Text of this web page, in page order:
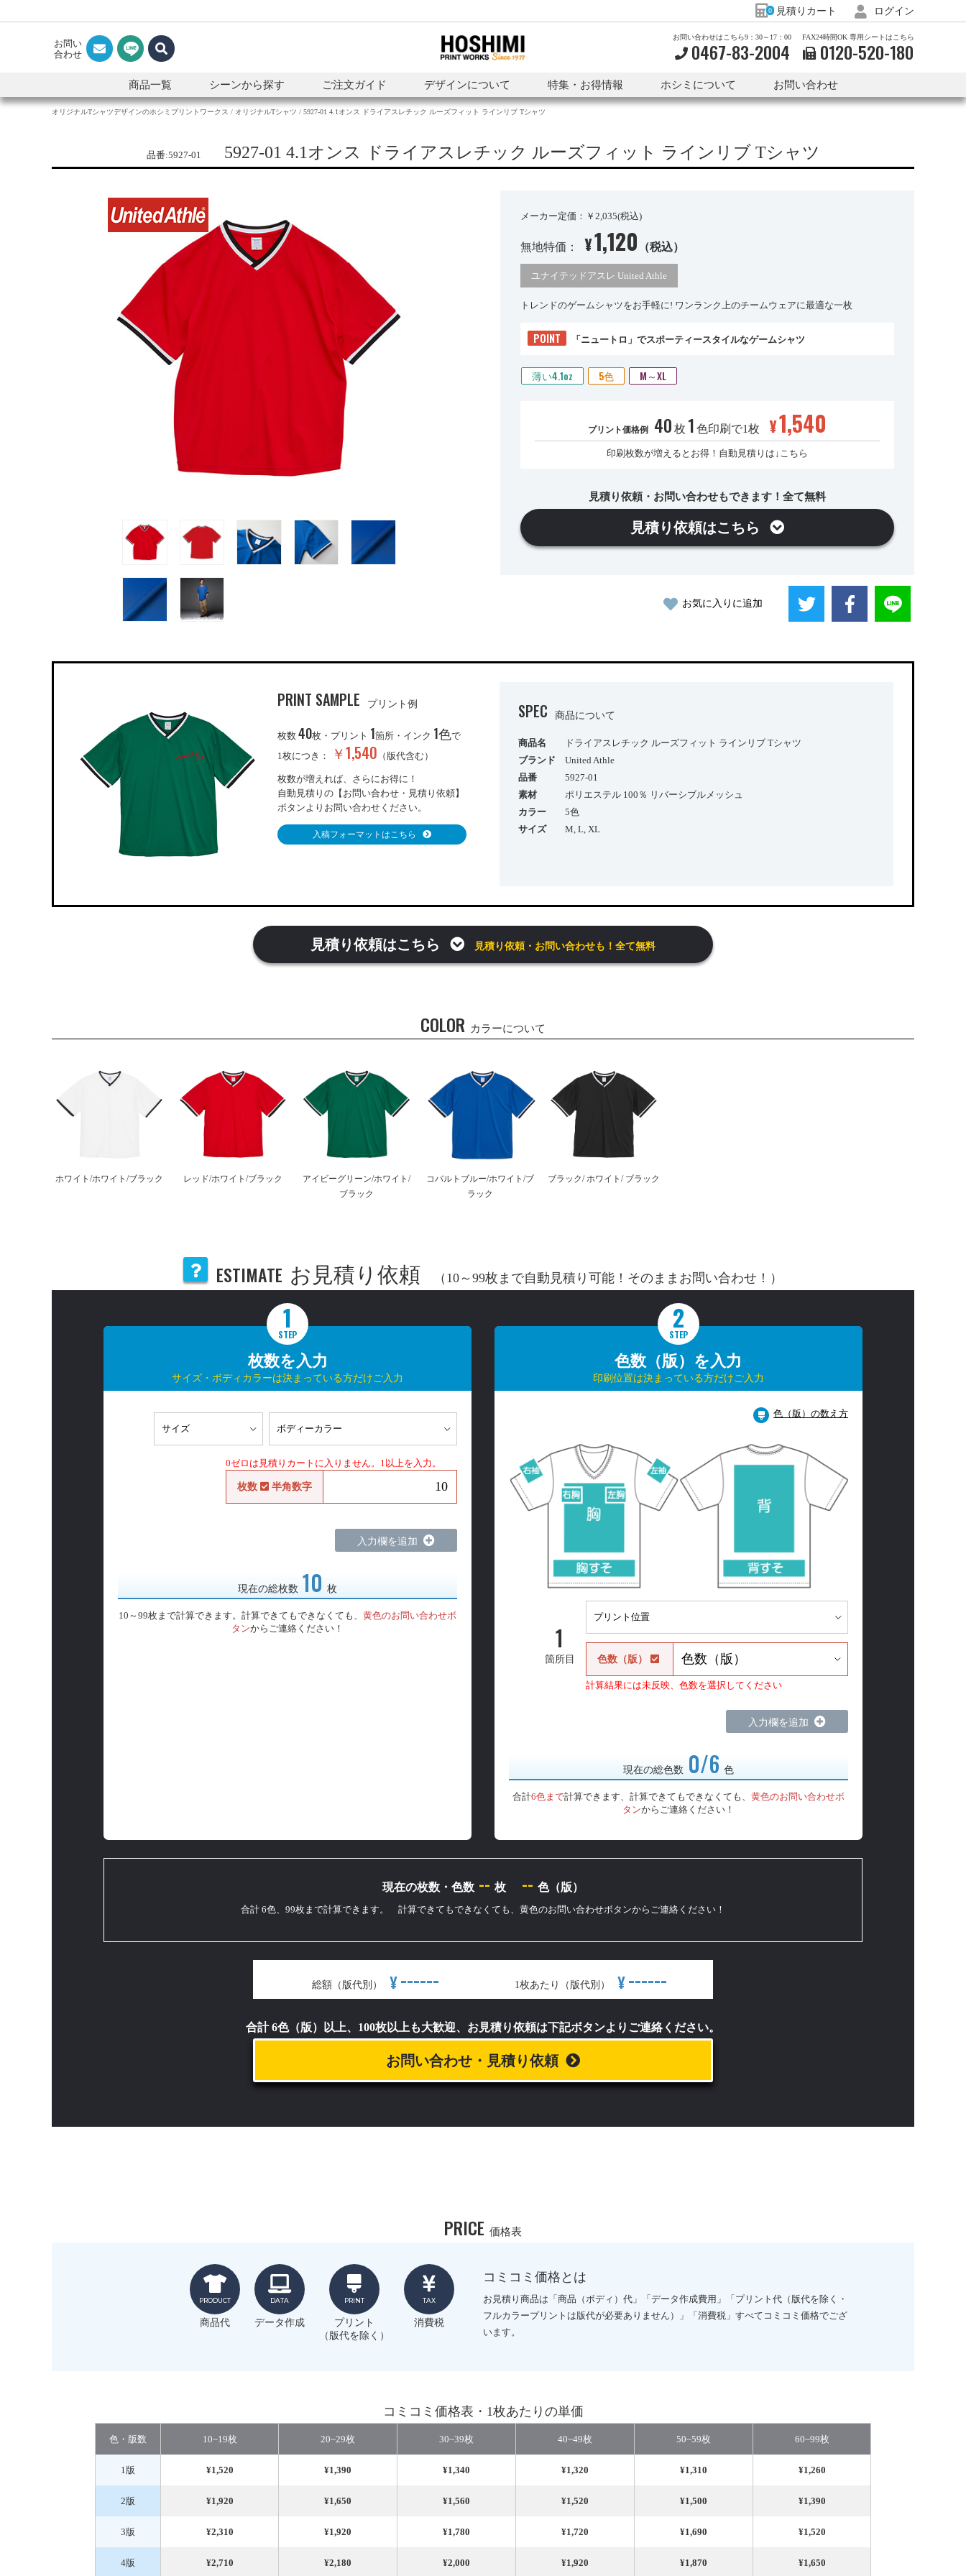
0 見積りカート ログイン
お問い
合わせ
お問い合わせはこちら9：30～17：00
0467-83-2004
FAX24時間OK 専用シートはこちら
0120-520-180
商品一覧 シーンから探す ご注文ガイド デザインについて 特集・お得情報 ホシミについて お問い合わせ
オリジナルTシャツデザインのホシミプリントワークス オリジナルTシャツ 5927-01 4.1オンス ドライアスレチック ルーズフィット ラインリブ Tシャツ
品番:5927-01 5927-01 4.1オンス ドライアスレチック ルーズフィット ラインリブ Tシャツ
メーカー定価：￥2,035(税込)
無地特価： ¥1,120 （税込）
ユナイテッドアスレ United Athle
トレンドのゲームシャツをお手軽に! ワンランク上のチームウェアに最適な一枚
POINT 「ニュートロ」でスポーティースタイルなゲームシャツ
薄い4.1oz 5色 M～XL
プリント価格例 40 枚 1 色印刷で1枚 ¥1,540
印刷枚数が増えるとお得！自動見積りは↓こちら
見積り依頼・お問い合わせもできます！全て無料
見積り依頼はこちら
お気に入りに追加
PRINT SAMPLE プリント例
枚数40枚・プリント 1箇所・インク 1色で
1枚につき：
￥1,540 （版代含む）
枚数が増えれば、さらにお得に！
自動見積りの【お問い合わせ・見積り依頼】
ボタンよりお問い合わせください。
入稿フォーマットはこちら
SPEC 商品について
商品名
ドライアスレチック ルーズフィット ラインリブ Tシャツ
ブランド
United Athle
品番
5927-01
素材
ポリエステル 100％ リバーシブルメッシュ
カラー
5色
サイズ
M, L, XL
見積り依頼はこちら 見積り依頼・お問い合わせも！全て無料
COLOR カラーについて
ホワイト/ホワイト/ブラック レッド/ホワイト/ブラック
アイビーグリーン/ホワイト/
ブラック
コバルトブルー/ホワイト/ブ
ラック
ブラック/ ホワイト/ ブラック
ESTIMATE お見積り依頼 （10～99枚まで自動見積り可能！そのままお問い合わせ！）
1
STEP
枚数を入力
サイズ・ボディカラーは決まっている方だけご入力
0ゼロは見積りカートに入りません。1以上を入力。
枚数 半角数字
入力欄を追加
現在の総枚数 10 枚
10～99枚まで計算できます。計算できてもできなくても、黄色のお問い合わせボ
タンからご連絡ください！
2
STEP
色数（版）を入力
印刷位置は決まっている方だけご入力
色（版）の数え方
1
箇所目 色数（版）
計算結果には未反映、色数を選択してください
入力欄を追加
現在の総色数 0/6 色
合計6色まで計算できます、計算できてもできなくても、 黄色のお問い合わせボ
タンからご連絡ください！
現在の枚数・色数 -- 枚 -- 色（版）
合計 6色、99枚まで計算できます。 計算できてもできなくても、黄色のお問い合わせボタンからご連絡ください！
総額（版代別） ¥ ------ 1枚あたり（版代別） ¥------
合計 6色（版）以上、100枚以上も大歓迎、お見積り依頼は下記ボタンよりご連絡ください。
お問い合わせ・見積り依頼
PRICE 価格表
PRODUCT
商品代
DATA
データ作成
PRINT
プリント
（版代を除く）
TAX
消費税
コミコミ価格とは
お見積り商品は「商品（ボディ）代」「データ作成費用」「プリント代（版代を除く・
フルカラープリントは版代が必要ありません）」「消費税」すべてコミコミ価格でござ
います。
コミコミ価格表・1枚あたりの単価
色・版数 10~19枚 20~29枚 30~39枚 40~49枚 50~59枚 60~99枚
1版 ¥1,520 ¥1,390 ¥1,340 ¥1,320 ¥1,310 ¥1,260
2版 ¥1,920 ¥1,650 ¥1,560 ¥1,520 ¥1,500 ¥1,390
3版 ¥2,310 ¥1,920 ¥1,780 ¥1,720 ¥1,690 ¥1,520
4版 ¥2,710 ¥2,180 ¥2,000 ¥1,920 ¥1,870 ¥1,650